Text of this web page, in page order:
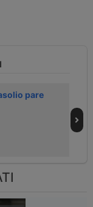
pare